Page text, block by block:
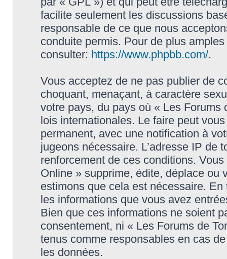
facilite seulement les discussions
responsable de ce que nous
conduite permis. Pour de plus
consulter: https://www.phpbb.com/.
Vous acceptez de ne pas publier de
choquant, menaçant, à caractère
votre pays, du pays où « Les
lois internationales. Le faire peut
permanent, avec une notification à
jugeons nécessaire. L’adresse IP de
renforcement de ces conditions.
Online » supprime, édite, déplace ou
estimons que cela est nécessaire.
les informations que vous avez
Bien que ces informations ne soient
consentement, ni « Les Forums de
tenus comme responsables en cas
les données.